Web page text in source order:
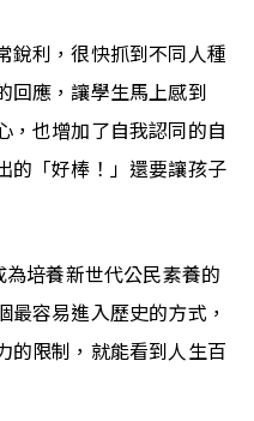
銳利，很快抓到不同人種
回應，讓學生馬上感到
，也增加了自我認同的自
的「好棒！」還要讓孩子
培養新世代公民素養的
容易進入歷史的方式，
的限制，就能看到人生百